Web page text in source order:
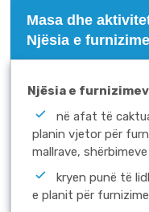
Masa dhe
Njësia e
Njësia e
në afat të
planin vjetor për
mallrave,
kryen punë të
e planit për